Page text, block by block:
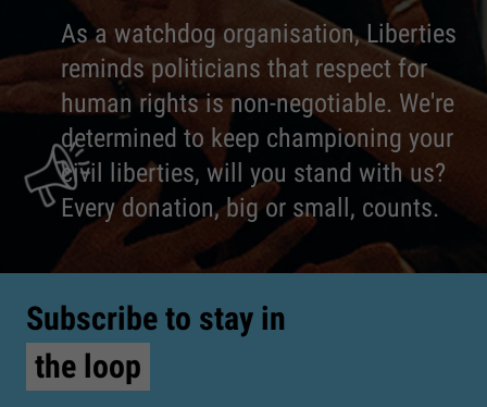
As a watchdog organisation, Liberties
reminds politicians that respect for
human rights is non-negotiable. We're
determined to keep championing your
civil liberties, will you stand with us?
Every donation, big or small, counts.
Subscribe to stay in
the loop